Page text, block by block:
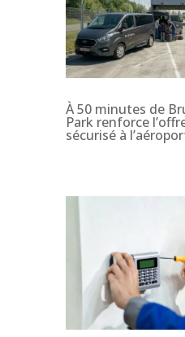
À 50 minutes de
Park renforce
sécurisé à